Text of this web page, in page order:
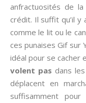
anfractuosités de
crédit. Il suffit qu’il y
comme le lit ou le
ces punaises Gif sur
idéal pour se cacher
volent pas dans
déplacent en
suffisamment